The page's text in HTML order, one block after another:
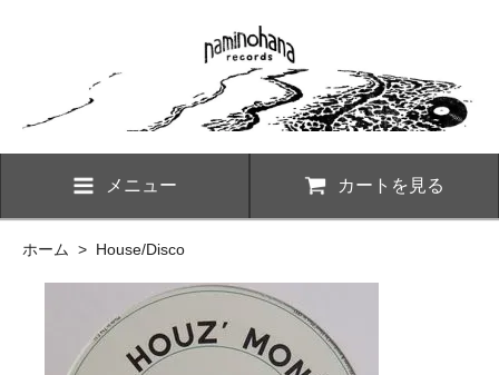
メニュー カートを見る
ホーム > House/Disco